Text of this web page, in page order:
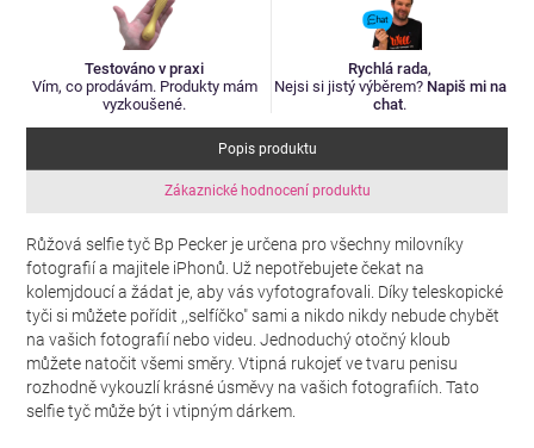
Testováno v praxi
Vím, co prodávám. Produkty mám
vyzkoušené.
Rychlá rada,
Nejsi si jistý výběrem? Napiš mi na
chat.
Popis produktu
Zákaznické hodnocení produktu
Růžová selfie tyč Bp Pecker je určena pro všechny milovníky
fotografií a majitele iPhonů. Už nepotřebujete čekat na
kolemjdoucí a žádat je, aby vás vyfotografovali. Díky teleskopické
tyči si můžete pořídit ,,selfíčko" sami a nikdo nikdy nebude chybět
na vašich fotografií nebo videu. Jednoduchý otočný kloub
můžete natočit všemi směry. Vtipná rukojeť ve tvaru penisu
rozhodně vykouzlí krásné úsměvy na vašich fotografiích. Tato
selfie tyč může být i vtipným dárkem.